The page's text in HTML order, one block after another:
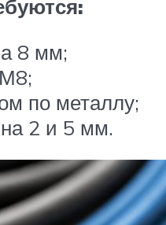
8 мм;
по металлу;
2 и 5 мм.